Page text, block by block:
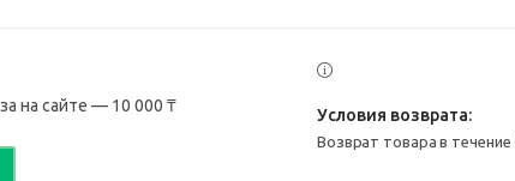
на сайте — 10 000 ₸
возврат товара в